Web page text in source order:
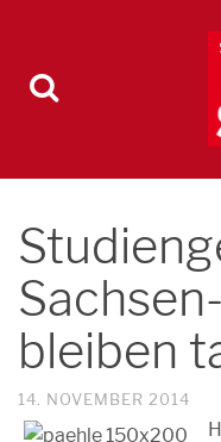
bleiben
14. NOVEMBER 2014